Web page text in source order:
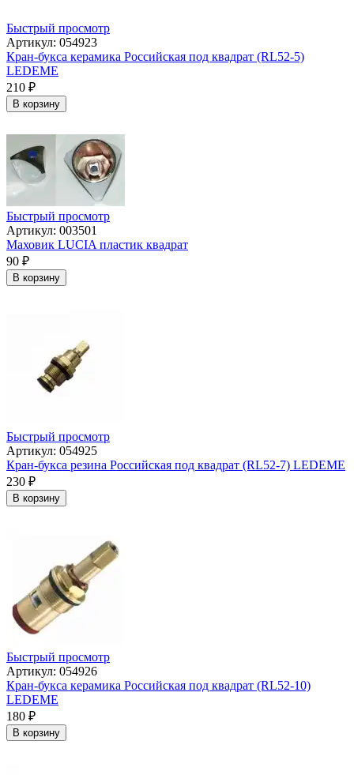
Быстрый просмотр
Артикул: 054923
Кран-букса керамика Российская под квадрат (RL52-5)
LEDEME
210 ₽
В корзину
Быстрый просмотр
Артикул: 003501
Маховик LUCIA пластик квадрат
90 ₽
В корзину
Быстрый просмотр
Артикул: 054925
Кран-букса резина Российская под квадрат (RL52-7) LEDEME
230 ₽
В корзину
Быстрый просмотр
Артикул: 054926
Кран-букса керамика Российская под квадрат (RL52-10)
LEDEME
180 ₽
В корзину